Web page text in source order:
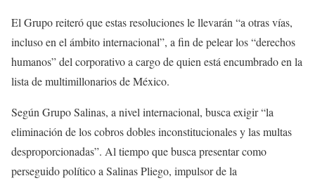
El Grupo reiteró que estas resoluciones le llevarán “a otras vías,
incluso en el ámbito internacional”, a fin de pelear los “derechos
humanos” del corporativo a cargo de quien está encumbrado en la
lista de multimillonarios de México.
Según Grupo Salinas, a nivel internacional, busca exigir “la
eliminación de los cobros dobles inconstitucionales y las multas
desproporcionadas”. Al tiempo que busca presentar como
perseguido político a Salinas Pliego, impulsor de la